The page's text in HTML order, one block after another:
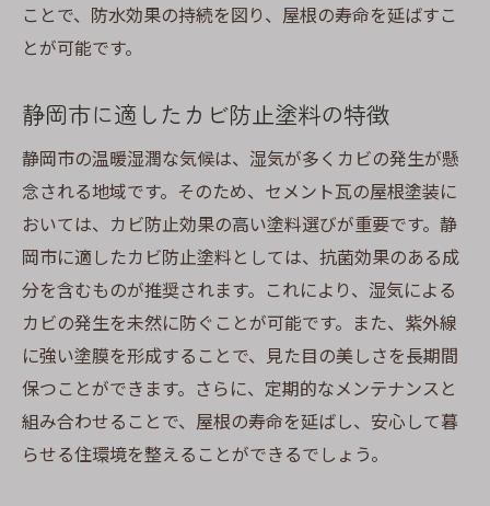
ことで、防水効果の持続を図り、屋根の寿命を延ばすこ
とが可能です。
静岡市に適したカビ防止塗料の特徴
静岡市の温暖湿潤な気候は、湿気が多くカビの発生が懸
念される地域です。そのため、セメント瓦の屋根塗装に
おいては、カビ防止効果の高い塗料選びが重要です。静
岡市に適したカビ防止塗料としては、抗菌効果のある成
分を含むものが推奨されます。これにより、湿気による
カビの発生を未然に防ぐことが可能です。また、紫外線
に強い塗膜を形成することで、見た目の美しさを長期間
保つことができます。さらに、定期的なメンテナンスと
組み合わせることで、屋根の寿命を延ばし、安心して暮
らせる住環境を整えることができるでしょう。